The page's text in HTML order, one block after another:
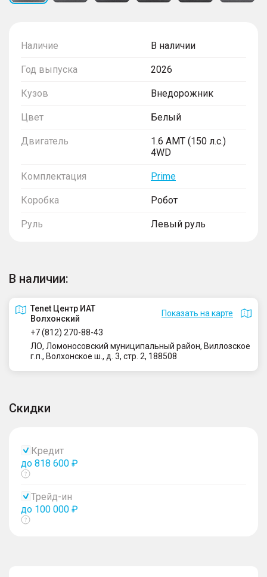
Наличие В наличии
Год выпуска 2026
Кузов Внедорожник
Цвет Белый
Двигатель
1.6 AMT (150 л.с.)
4WD
Комплектация Prime
Коробка Робот
Руль Левый руль
В наличии:
Tenet Центр ИАТ
Волхонский
Показать на карте
+7 (812) 270-88-43
ЛО, Ломоносовский муниципальный район, Виллозское
г.п., Волхонское ш., д. 3, стр. 2, 188508
Скидки
Кредит
до 818 600 ₽
Показать
Трейд-ин
до 100 000 ₽
Показать